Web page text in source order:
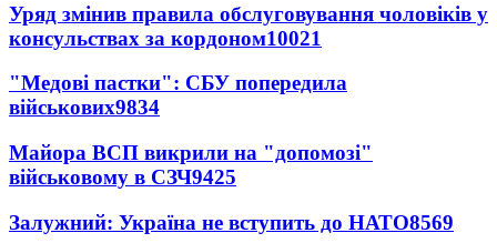
Уряд змінив правила обслуговування чоловіків у
консульствах за кордоном10021
"Медові пастки": СБУ попередила
військових9834
Майора ВСП викрили на "допомозі"
військовому в СЗЧ9425
Залужний: Україна не вступить до НАТО8569